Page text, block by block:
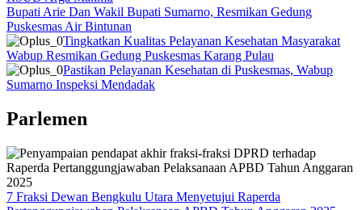
Bupati Arie Dan Wakil Bupati Sumarno, Resmikan Gedung
Puskesmas Air Bintunan
Tingkatkan Kualitas Pelayanan Kesehatan Masyarakat
Wabup Resmikan Gedung Puskesmas Karang Pulau
Pastikan Pelayanan Kesehatan di Puskesmas, Wabup
Sumarno Inspeksi Mendadak
Parlemen
7 Fraksi Dewan Bengkulu Utara Menyetujui Raperda